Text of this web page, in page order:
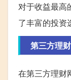
对于收益最高
了丰富的投资
第三方理
在第三方理财